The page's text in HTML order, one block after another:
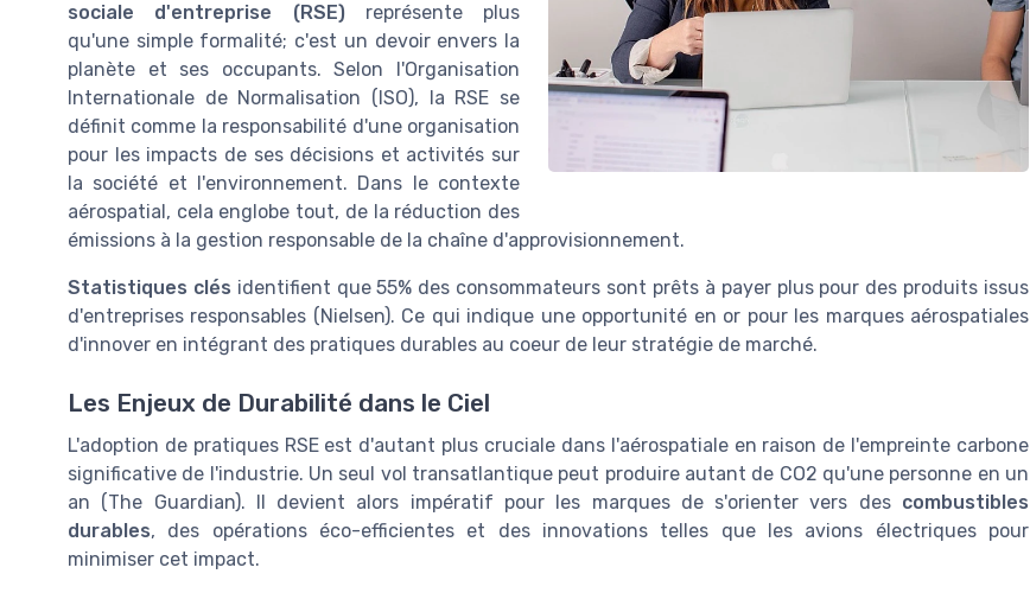
sociale d'entreprise (RSE)représente plus
qu'une simple formalité; c'est un devoir envers la
planète et ses occupants. Selon l'Organisation
Internationale de Normalisation (ISO), la RSE se
définit comme la responsabilité d'une organisation
pour les impacts de ses décisions et activités sur
la société et l'environnement. Dans le contexte
aérospatial, cela englobe tout, de la réduction des
émissions à la gestion responsable de la chaîne d'approvisionnement.
Statistiques clés identifient que 55% des consommateurs sont prêts à payer plus pour des produits issus
d'entreprises responsables (Nielsen). Ce qui indique une opportunité en or pour les marques aérospatiales
d'innover en intégrant des pratiques durables au coeur de leur stratégie de marché.
Les Enjeux de Durabilité dans le Ciel
L'adoption de pratiques RSE est d'autant plus cruciale dans l'aérospatiale en raison de l'empreinte carbone
significative de l'industrie. Un seul vol transatlantique peut produire autant de CO2 qu'une personne en un
an (The Guardian). Il devient alors impératif pour les marques de s'orienter vers des combustibles
durables, des opérations éco-efficientes et des innovations telles que les avions électriques pour
minimiser cet impact.